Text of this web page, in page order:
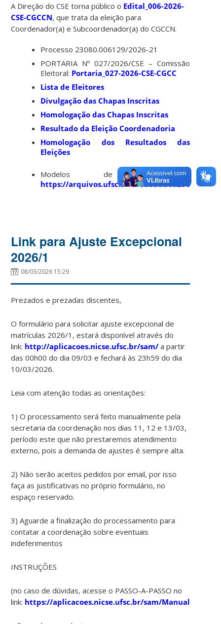
A Direção do CSE torna público o Edital_006-2026-
CSE-CGCCN, que trata da eleição para
Coordenador(a) e Subcoordenador(a) do CGCCN.
Processo 23080.006129/2026-21
PORTARIA Nº 027/2026/CSE – Comissão
Eleitoral: Portaria_027-2026-CSE-CGCC
Lista de Eleitores
Divulgação das Chapas Inscritas
Homologação das Chapas Inscritas
Resultado da Eleição Coordenadoria
Homologação dos Resultados das
Eleições
Modelos de documentos:
https://arquivos.ufsc.br/d/
Link para Ajuste Excepcional
2026/1
08/03/2026 15:29
Prezados e prezadas discentes,
O formulário para solicitar ajuste excepcional de
matrículas 2026/1, estará disponível através do
link: http://aplicacoes.nicse.ufsc.br/sam/ a partir
das 00h00 do dia 09/03 e fechará às 23h59 do dia
10/03/2026.
Leia com atenção todas as orientações:
1) O processamento será feito manualmente pela
secretaria da coordenação nos dias 11, 12 e 13/03,
período este que não prestaremos atendimento
externo, pois a demanda de ajustes é sempre alta.
2) Não serão aceitos pedidos por email, por isso
faça as justificativas no próprio formulário, no
espaço reservado.
3) Aguarde a finalização do processamento para
contatar a coordenação sobre eventuais
indeferimentos
INSTRUÇÕES
(no caso de dúvidas, acesse o PASSO-A-PASSO no
link: https://aplicacoes.nicse.ufsc.br/sam/ManualSAM.pdf